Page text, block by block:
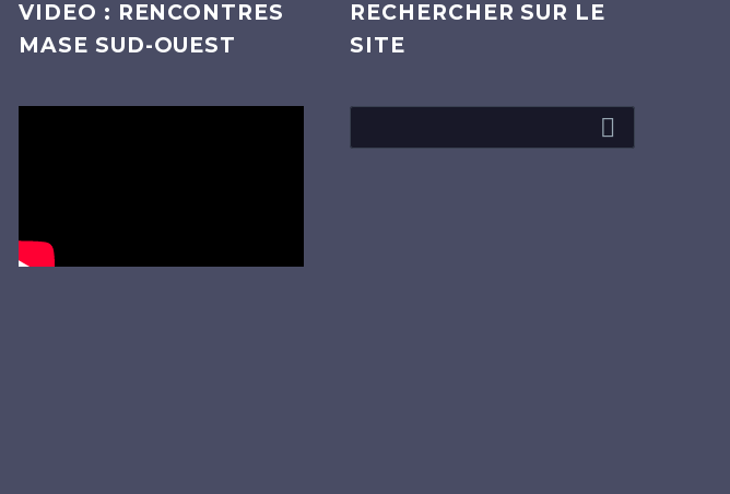
VIDEO : RENCONTRES
MASE SUD-OUEST
RECHERCHER SUR LE
SITE